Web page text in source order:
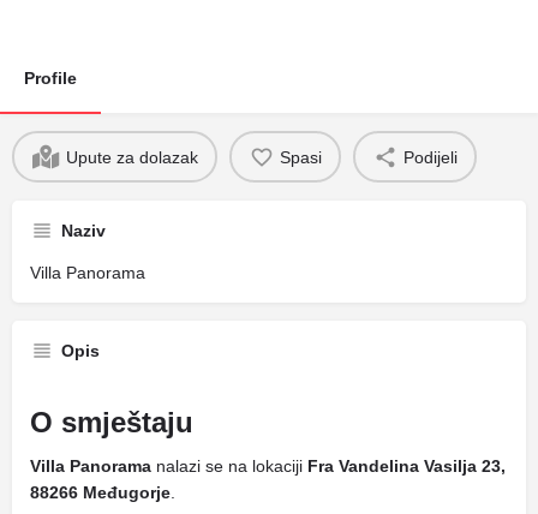
Profile
Upute za dolazak Spasi Podijeli
Naziv
Villa Panorama
Opis
O smještaju
Villa Panorama nalazi se na lokaciji Fra Vandelina Vasilja 23,
88266 Međugorje